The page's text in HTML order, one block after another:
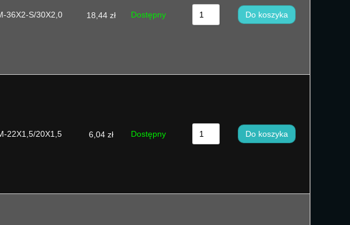
36X2-S/30X2,0 18,44 zł Dostępny Do koszyka
22X1,5/20X1,5 6,04 zł Dostępny Do koszyka